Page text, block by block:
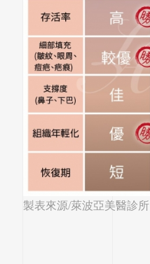
製表來源/萊波亞美醫診所